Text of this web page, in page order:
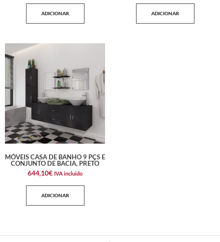
ADICIONAR ADICIONAR
MÓVEIS CASA DE BANHO 9 PÇS E
CONJUNTO DE BACIA, PRETO
644,10€ IVA incluido
ADICIONAR